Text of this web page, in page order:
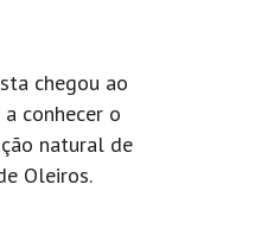
chegou ao
conhecer o
natural de
Oleiros.